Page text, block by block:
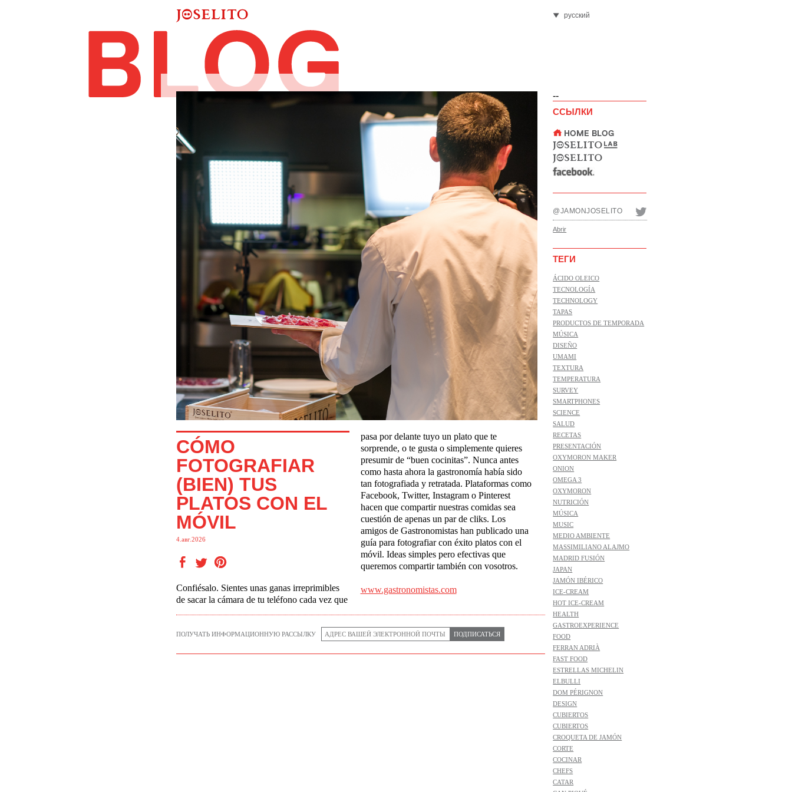
русский
CÓMO
FOTOGRAFIAR
(BIEN) TUS
PLATOS CON EL
MÓVIL
4.авг.2026
Confiésalo. Sientes unas ganas irreprimibles
de sacar la cámara de tu teléfono cada vez que
pasa por delante tuyo un plato que te
sorprende, o te gusta o simplemente quieres
presumir de “buen cocinitas”. Nunca antes
como hasta ahora la gastronomía había sido
tan fotografiada y retratada. Plataformas como
Facebook, Twitter, Instagram o Pinterest
hacen que compartir nuestras comidas sea
cuestión de apenas un par de cliks. Los
amigos de Gastronomistas han publicado una
guía para fotografiar con éxito platos con el
móvil. Ideas simples pero efectivas que
queremos compartir también con vosotros.
www.gastronomistas.com
ПОЛУЧАТЬ ИНФОРМАЦИОННУЮ РАССЫЛКУ ПОДПИСАТЬСЯ
--
ССЫЛКИ
@JAMONJOSELITO
Abrir
ТЕГИ
ÁCIDO OLEICO
TECNOLOGÍA
TECHNOLOGY
TAPAS
PRODUCTOS DE TEMPORADA
MÚSICA
DISEÑO
UMAMI
TEXTURA
TEMPERATURA
SURVEY
SMARTPHONES
SCIENCE
SALUD
RECETAS
PRESENTACIÓN
OXYMORON MAKER
ONION
OMEGA 3
OXYMORON
NUTRICIÓN
MÚSICA
MUSIC
MEDIO AMBIENTE
MASSIMILIANO ALAJMO
MADRID FUSIÓN
JAPAN
JAMÓN IBÉRICO
ICE-CREAM
HOT ICE-CREAM
HEALTH
GASTROEXPERIENCE
FOOD
FERRAN ADRIÀ
FAST FOOD
ESTRELLAS MICHELIN
ELBULLI
DOM PÉRIGNON
DESIGN
CUBIERTOS
CUBIERTOS
CROQUETA DE JAMÓN
CORTE
COCINAR
CHEFS
CATAR